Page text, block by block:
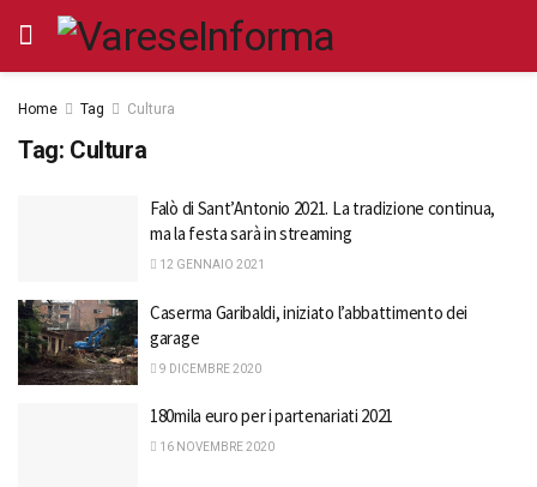
Home Tag Cultura
Tag: Cultura
Falò di Sant’Antonio 2021. La tradizione continua,
ma la festa sarà in streaming
12 GENNAIO 2021
Caserma Garibaldi, iniziato l’abbattimento dei
garage
9 DICEMBRE 2020
180mila euro per i partenariati 2021
16 NOVEMBRE 2020